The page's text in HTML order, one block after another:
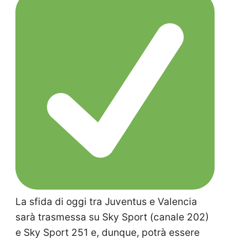
La sfida di oggi tra Juventus e Valencia
sarà trasmessa su Sky Sport (canale 202)
e Sky Sport 251 e, dunque, potrà essere